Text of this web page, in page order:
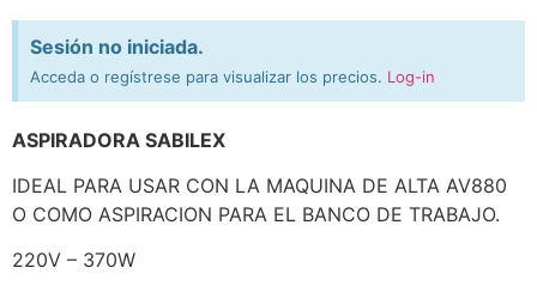
Sesión no iniciada.
Acceda o regístrese para visualizar los precios. Log-in
ASPIRADORA SABILEX
IDEAL PARA USAR CON LA MAQUINA DE ALTA AV880
O COMO ASPIRACION PARA EL BANCO DE TRABAJO.
220V – 370W